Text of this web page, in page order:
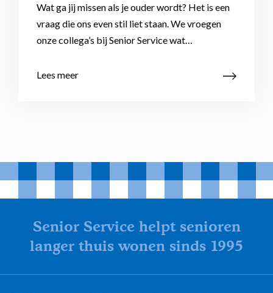
Wat ga jij missen als je ouder wordt? Het is een
vraag die ons even stil liet staan. We vroegen
onze collega’s bij Senior Service wat…
Lees meer
Senior Service helpt senioren
langer thuis wonen sinds 1995